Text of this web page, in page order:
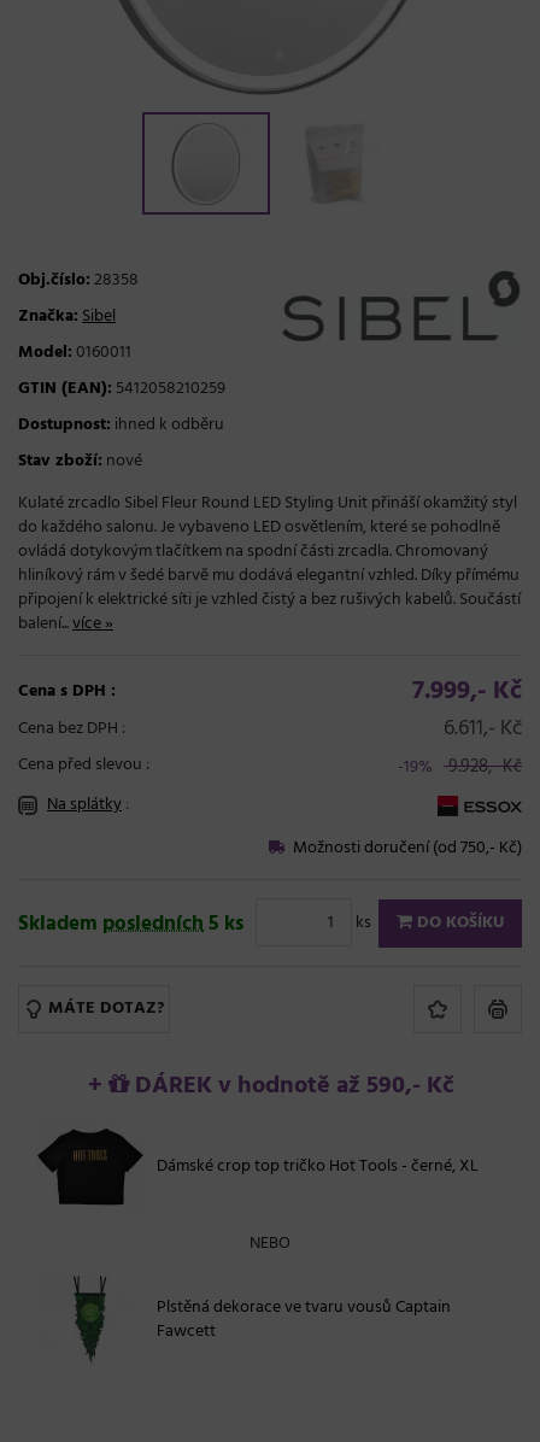
Obj.číslo:28358
Značka:Sibel
Model:0160011
GTIN (EAN): 5412058210259
Dostupnost: ihned k odběru
Stav zboží: nové
Kulaté zrcadlo Sibel Fleur Round LED Styling Unit přináší okamžitý styl
do každého salonu. Je vybaveno LED osvětlením, které se pohodlně
ovládá dotykovým tlačítkem na spodní části zrcadla. Chromovaný
hliníkový rám v šedé barvě mu dodává elegantní vzhled. Díky přímému
připojení k elektrické síti je vzhled čistý a bez rušivých kabelů. Součástí
balení...více »
Cena s DPH : 7.999,- Kč
Cena bez DPH : 6.611,- Kč
Cena před slevou : -19% 9.928,- Kč
Na splátky:
Možnosti doručení (od 750,- Kč)
Skladem posledních5 ks ks DO KOŠÍKU
MÁTE DOTAZ?
+ DÁREK v hodnotě až 590,- Kč
Dámské crop top tričko Hot Tools - černé, XL
NEBO
Plstěná dekorace ve tvaru vousů Captain
Fawcett